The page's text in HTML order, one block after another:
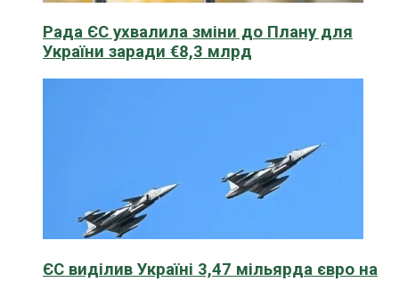
Рада ЄС ухвалила зміни до Плану для
України заради €8,3 млрд
ЄС виділив Україні 3,47 мільярда євро на